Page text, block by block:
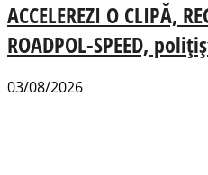
ACCELEREZI O CLIPĂ,
ROADPOL-SPEED,
03/08/2026